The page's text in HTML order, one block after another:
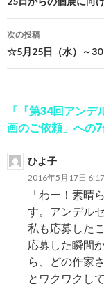
投
稿
ナ
ゲ
ー
シ
ョ
次の投稿
☆5月25日（水）～30
「『第34回アン
画のご依頼」への
ひよ子
2016年5月17日
「わー！素晴
す。アンデル
私も応募した
応募した瞬間
ら、どの作家
とワクワクし